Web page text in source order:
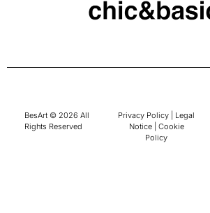
BesArt © 2026 All
Rights Reserved
Privacy Policy
Legal
Notice| Cookie
Policy